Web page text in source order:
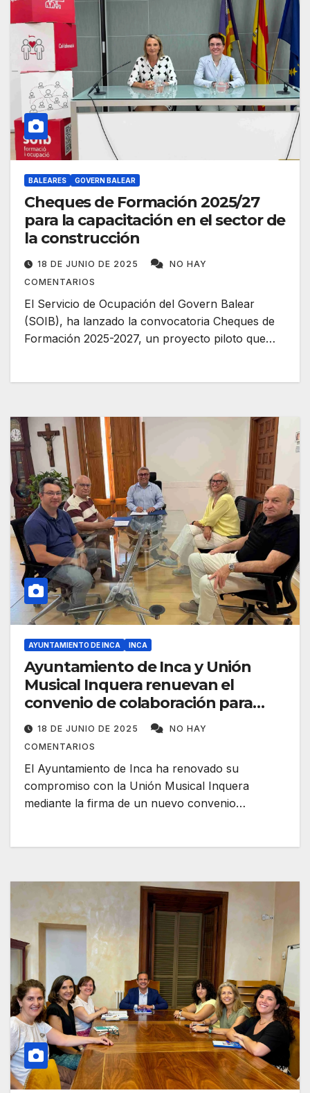
BALEARES GOVERN BALEAR
Cheques de Formación 2025/27
para la capacitación en el sector de
la construcción
18 DE JUNIO DE 2025
NO HAY
COMENTARIOS
El Servicio de Ocupación del Govern Balear
(SOIB), ha lanzado la convocatoria Cheques de
Formación 2025-2027, un proyecto piloto que…
AYUNTAMIENTO DE INCA INCA
Ayuntamiento de Inca y Unión
Musical Inquera renuevan el
convenio de colaboración para
2025
18 DE JUNIO DE 2025
NO HAY
COMENTARIOS
El Ayuntamiento de Inca ha renovado su
compromiso con la Unión Musical Inquera
mediante la firma de un nuevo convenio…